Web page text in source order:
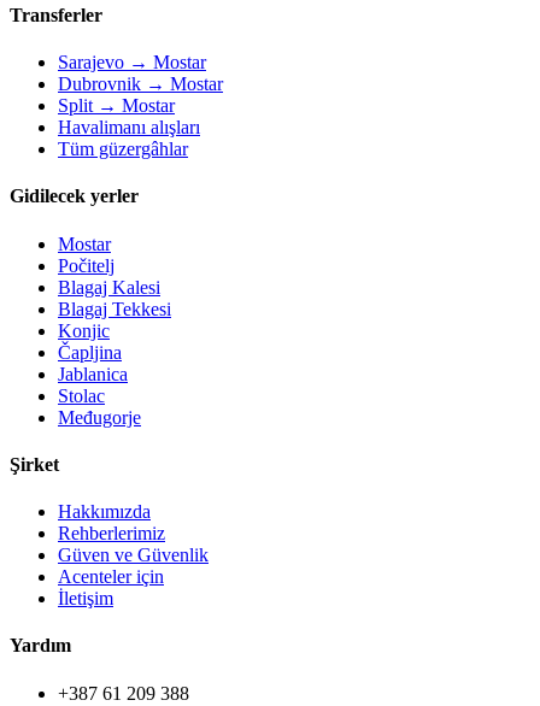
Transferler
Sarajevo → Mostar
Dubrovnik → Mostar
Split → Mostar
Havalimanı alışları
Tüm güzergâhlar
Gidilecek yerler
Mostar
Počitelj
Blagaj Kalesi
Blagaj Tekkesi
Konjic
Čapljina
Jablanica
Stolac
Međugorje
Şirket
Hakkımızda
Rehberlerimiz
Güven ve Güvenlik
Acenteler için
İletişim
Yardım
+387 61 209 388